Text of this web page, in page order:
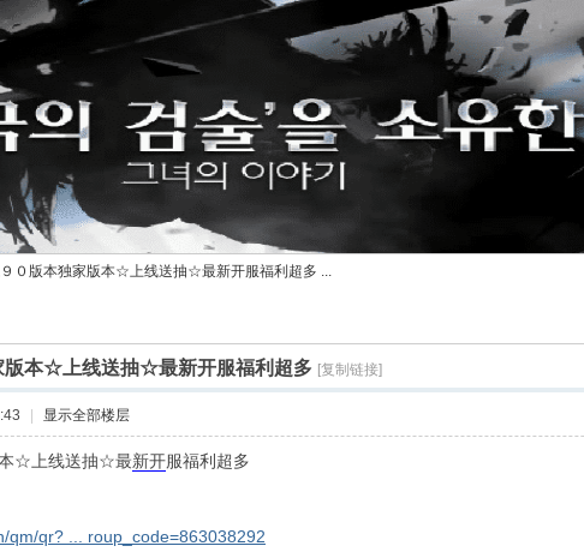
９０版本独家版本☆上线送抽☆最新开服福利超多 ...
版本☆上线送抽☆最新开服福利超多 [复制链接]
显示全部楼层
本☆上线送抽☆最新开服福利超多
qm/qr? ... roup_code=863038292